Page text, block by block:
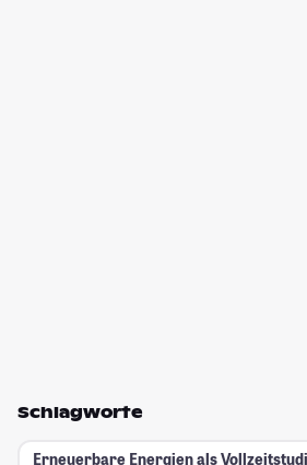
Schlagworte
Erneuerbare Energien als